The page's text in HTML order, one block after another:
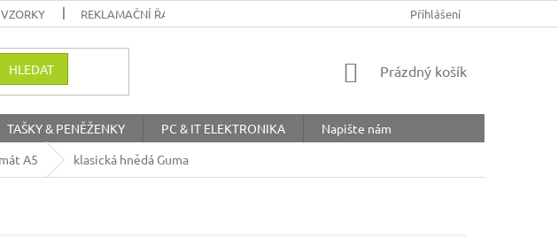
REKLAMAČNÍ ŘÁD COOKIES OCHRANA
Přihlášení
HLEDAT
NÁKUPNÍ
Prázdný košík
TAŠKY & PENĚŽENKY PC & IT ELEKTRONIKA
Napište nám
A5 klasická hnědá Guma